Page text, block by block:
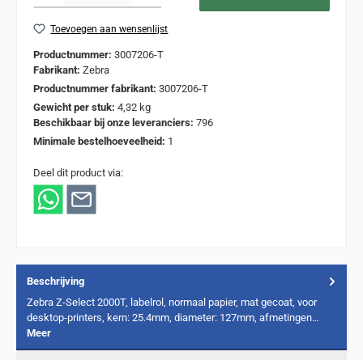
Toevoegen aan wensenlijst
Productnummer: 3007206-T
Fabrikant: Zebra
Productnummer fabrikant: 3007206-T
Gewicht per stuk: 4,32 kg
Beschikbaar bij onze leveranciers: 796
Minimale bestelhoeveelheid: 1
Deel dit product via:
Beschrijving
Zebra Z-Select 2000T, labelrol, normaal papier, mat gecoat, voor
desktop-printers, kern: 25.4mm, diameter: 127mm, afmetingen…
Meer